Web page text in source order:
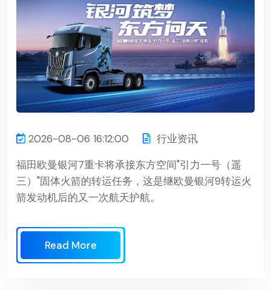
2026-08-06 16:12:00
行业资讯
福田欧曼银河7重卡将承接东方空间"引力一号（遥
三）"固体火箭的转运任务，这是继欧曼银河9转运火
箭发动机后的又一次航天护航。
Read More